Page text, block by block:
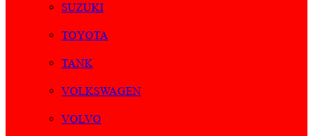
SUZUKI
TOYOTA
TANK
VOLKSWAGEN
VOLVO